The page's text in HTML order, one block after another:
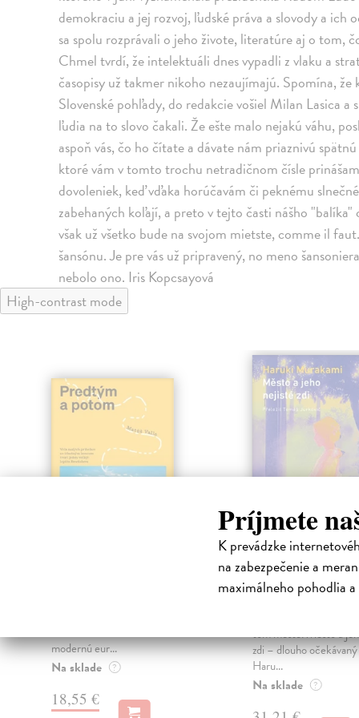
Príjmete
K prevádzke
na zabezpečenie a
maximálneho pohodlia
demokraciu a jej rozvoj, ľudské práva a slovody a
sa spolu rozprávali o jeho živote, literatúre aj o tom,
Chmel tvrdí, že intelektuáli dnes vypadli z vlaku a
časopisy už takmer nikoho nezaujímajú. Spomína,
Slovenské pohľady, do redakcie vošiel Milan Lasica a
ľudia na to slovo čakali. Že ešte malo nejakú váhu,
aspoň vás, čo ho čítate a dávate nám priaznivú
ktoré vám v tomto trochu netradičnom čísle
dovoleniek, keď vďaka horúčavám či peknému
zabehaných koľají, a preto v tejto časti nášho
však už všetko bude na svojom mietste, comme il
šansónu. Je pre vás už pripravený, no meno
nebolo ono. Iris Kopcsayová
High-contrast mode
modernú eur...
Na sklade ?
18,55 €
Město a jeho
zdi
Murakami Haruki
tom městě. Město a
zdi – dlouho
Haru...
Na sklade ?